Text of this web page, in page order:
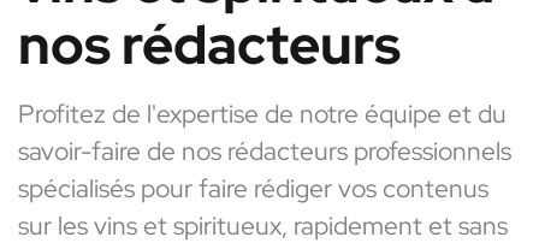
nos rédacteurs
Profitez de l'expertise de notre équipe et du
savoir-faire de nos rédacteurs professionnels
spécialisés pour faire rédiger vos contenus
sur les vins et spiritueux, rapidement et sans